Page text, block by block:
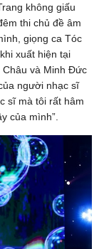
không giấu
thi chủ đề âm
giọng ca Tóc
xuất hiện tại
Châu và Minh Đức
người nhạc sĩ
sĩ mà tôi rất hâm
của mình”.